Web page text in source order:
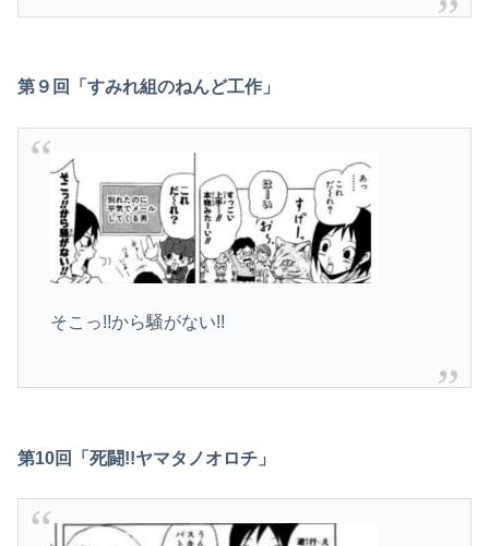
第９回「すみれ組のねんど工作」
そこっ!!から騒がない!!
第10回「死闘!!ヤマタノオロチ」